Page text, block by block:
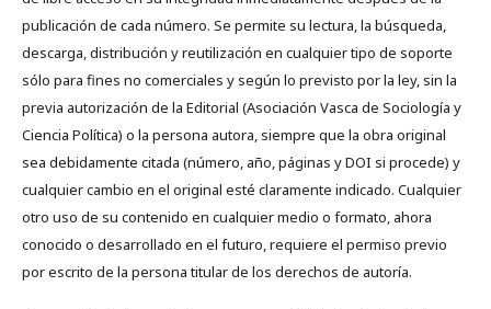
publicación de cada número. Se permite su lectura, la búsqueda,
descarga, distribución y reutilización en cualquier tipo de soporte
sólo para fines no comerciales y según lo previsto por la ley, sin la
previa autorización de la Editorial (Asociación Vasca de Sociología y
Ciencia Política) o la persona autora, siempre que la obra original
sea debidamente citada (número, año, páginas y DOI si procede) y
cualquier cambio en el original esté claramente indicado. Cualquier
otro uso de su contenido en cualquier medio o formato, ahora
conocido o desarrollado en el futuro, requiere el permiso previo
por escrito de la persona titular de los derechos de autoría.